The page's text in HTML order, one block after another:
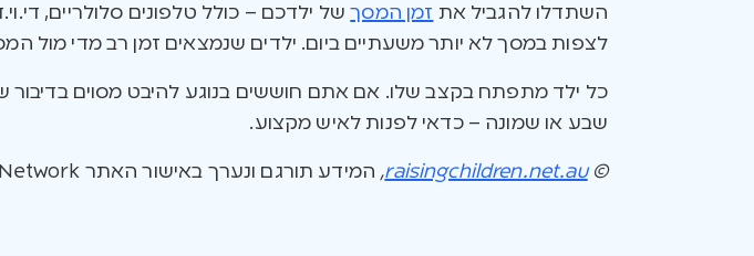
השתדלו להגביל את זמן המסך
לצפות במסך לא יותר משעתיים ביום. ילדים שנמצאים זמן רב מדי מול
כל ילד מתפתח בקצב שלו. אם אתם חוששים בנוגע להיבט מסוים בדיבור
שבע או שמונה – כדאי לפנות לאיש מקצוע.
©
raisingchildren.net.au
, המידע תורגם ונערך באישור האתר Raising Children Network.